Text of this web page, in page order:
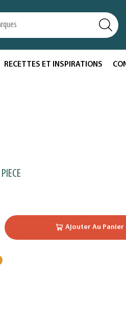
RECETTES ET INSPIRATIONS
PIECE
Ajouter Au Panier